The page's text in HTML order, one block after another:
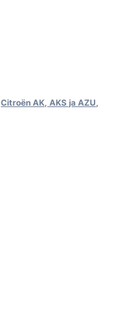
,Citroën AK, AKS ja AZU